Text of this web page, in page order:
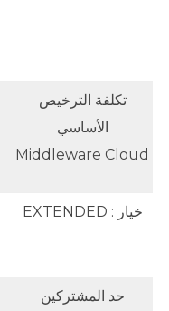
تكلفة الترخيص
الأساسي
Middleware Cloud
خيار : EXTENDED
حد المشتركين